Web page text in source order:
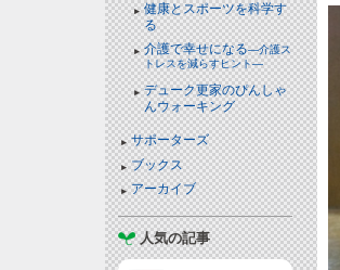
健康とスポーツを科学す
る
介護で幸せになる―介護ス
トレスを減らすヒント―
デューク更家のぴんしゃ
んウォーキング
サポーターズ
ブックス
アーカイブ
人気の記事